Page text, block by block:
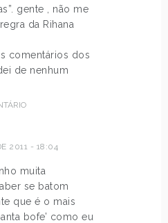
gente , não me
da Rihana
comentários dos
de nenhum
2011 - 18:04
muita
se batom
que é o mais
bofe’ como eu